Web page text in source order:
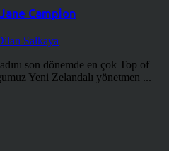
Campion
Salkaya
son dönemde en çok Top of
Yeni Zelandalı yönetmen ...